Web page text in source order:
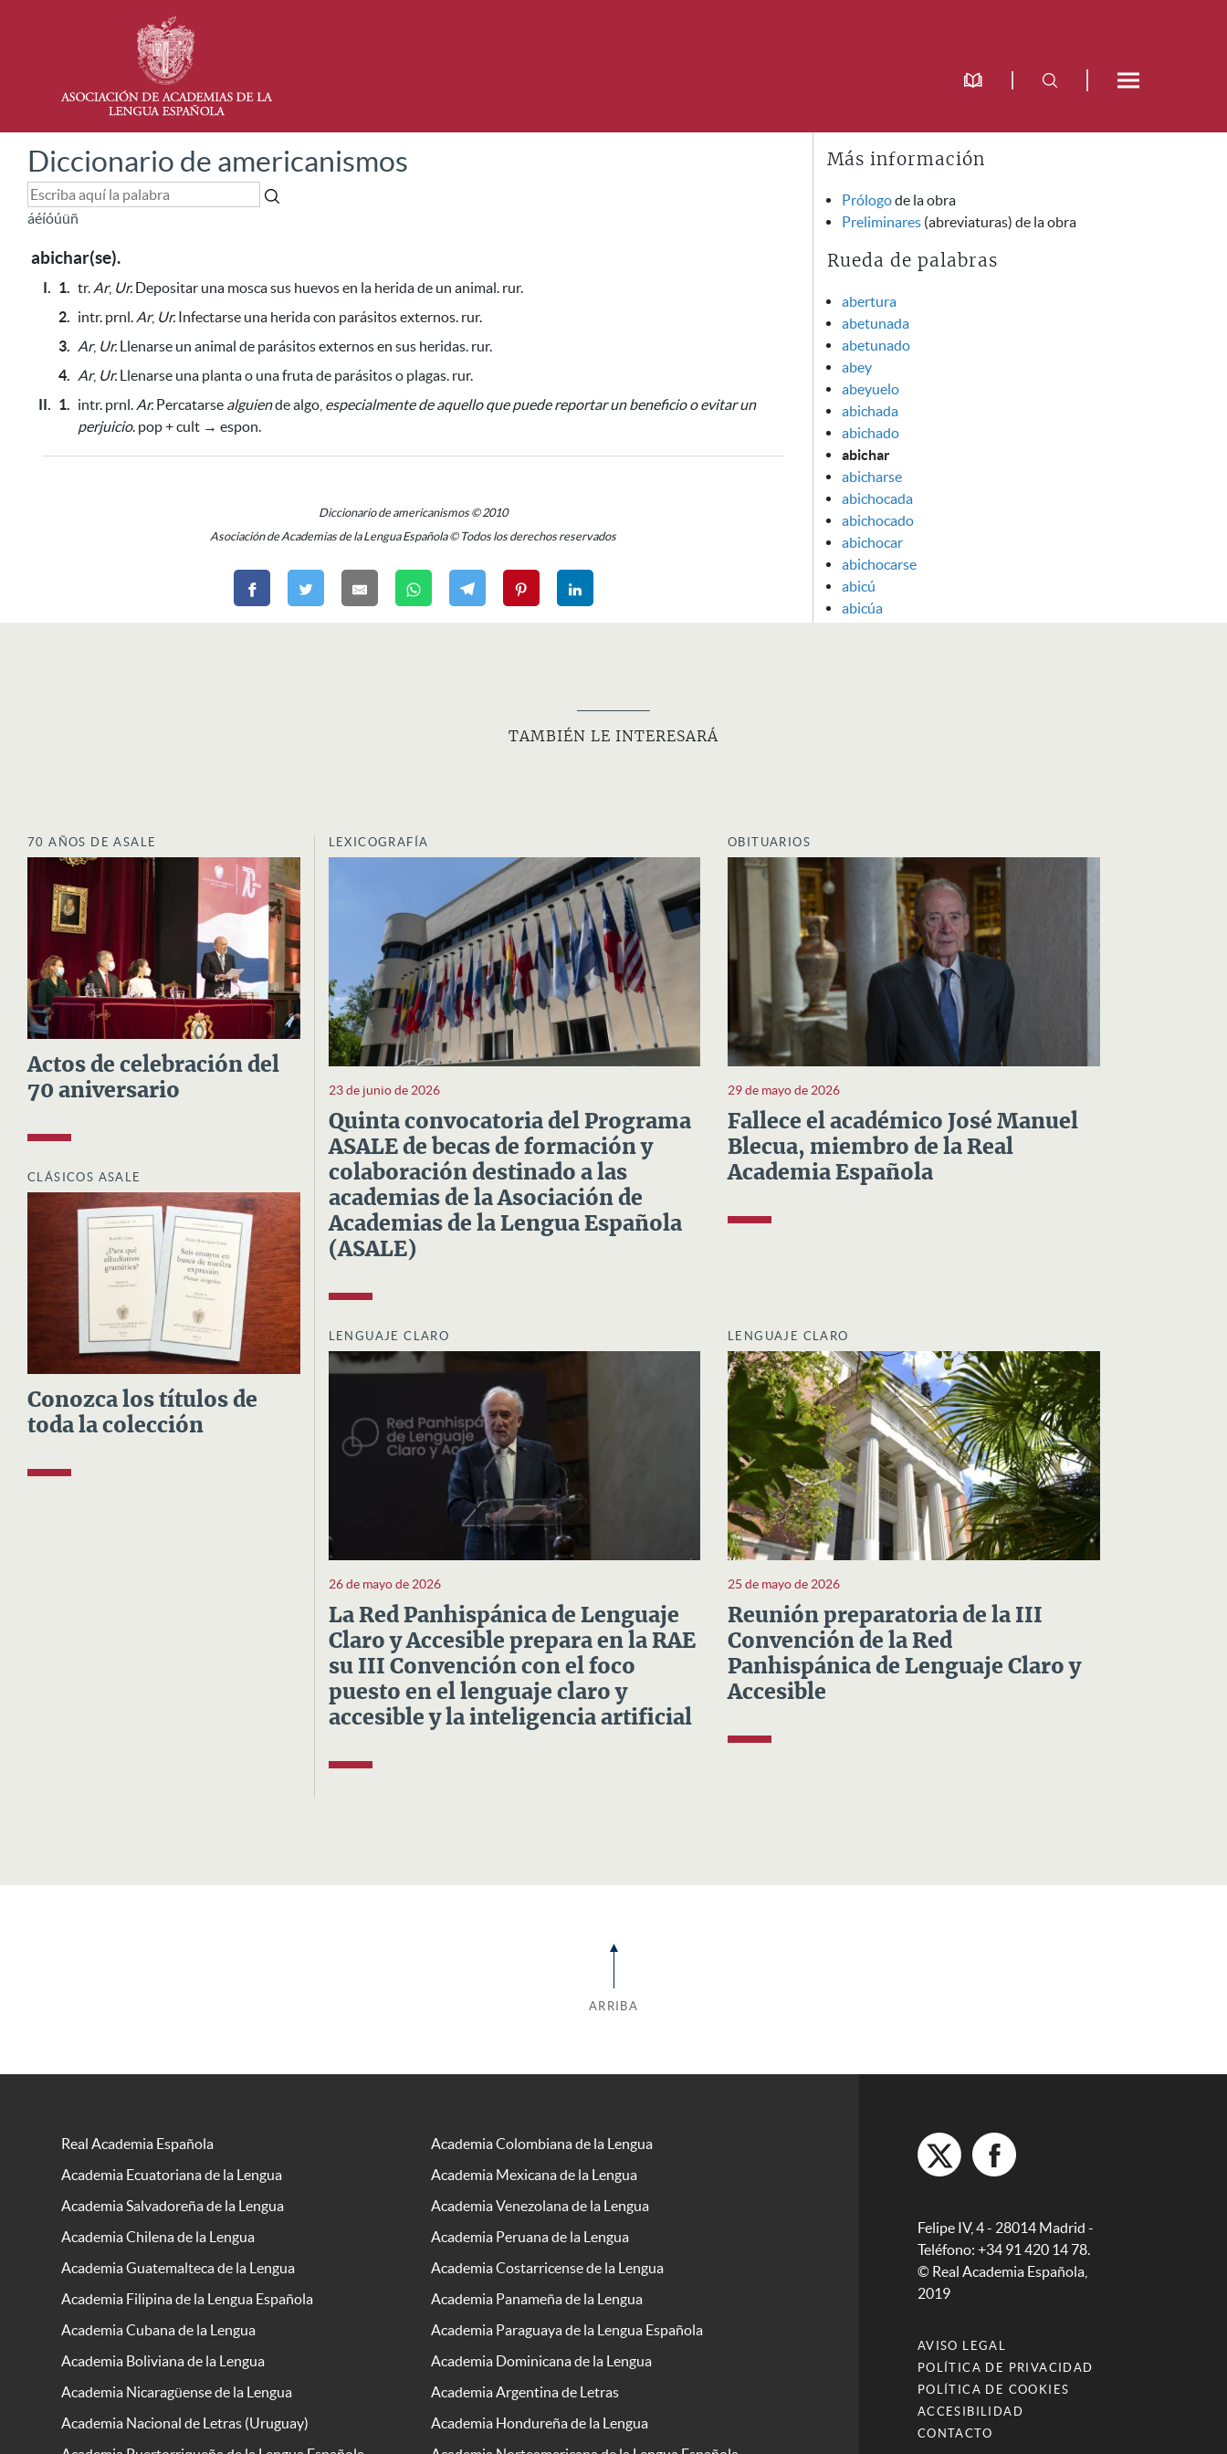
Diccionario de americanismos
áéíóúüñ
abichar(se).
I. 1. tr. Ar, Ur. Depositar una mosca sus huevos en la herida de un animal. rur.
2. intr. prnl. Ar, Ur. Infectarse una heridacon parásitos externos. rur.
3. Ar, Ur. Llenarse un animal de parásitos externos en sus heridas. rur.
4. Ar, Ur. Llenarse una planta o una fruta de parásitos o plagas. rur.
II. 1. intr. prnl. Ar. Percatarse alguiende algo, especialmente de aquello que puede reportar un beneficio o evitar un
perjuicio. pop + cult → espon.
Diccionario de americanismos © 2010
Asociación de Academias de la Lengua Española © Todos los derechos reservados
Más información
Prólogode la obra
Preliminares (abreviaturas) de la obra
Rueda de palabras
abertura
abetunada
abetunado
abey
abeyuelo
abichada
abichado
abichar
abicharse
abichocada
abichocado
abichocar
abichocarse
abicú
abicúa
TAMBIÉN LE INTERESARÁ
70 AÑOS DE ASALE
Actos de celebración del
70 aniversario
CLÁSICOS ASALE
Conozca los títulos de
toda la colección
LEXICOGRAFÍA
23 de junio de 2026
Quinta convocatoria del Programa
ASALE de becas de formación y
colaboración destinado a las
academias de la Asociación de
Academias de la Lengua Española
(ASALE)
OBITUARIOS
29 de mayo de 2026
Fallece el académico José Manuel
Blecua, miembro de la Real
Academia Española
LENGUAJE CLARO
26 de mayo de 2026
La Red Panhispánica de Lenguaje
Claro y Accesible prepara en la RAE
su III Convención con el foco
puesto en el lenguaje claro y
accesible y la inteligencia artificial
LENGUAJE CLARO
25 de mayo de 2026
Reunión preparatoria de la III
Convención de la Red
Panhispánica de Lenguaje Claro y
Accesible
ARRIBA
Real Academia Española
Academia Colombiana de la Lengua
Academia Ecuatoriana de la Lengua
Academia Mexicana de la Lengua
Academia Salvadoreña de la Lengua
Academia Venezolana de la Lengua
Academia Chilena de la Lengua
Academia Peruana de la Lengua
Academia Guatemalteca de la Lengua
Academia Costarricense de la Lengua
Academia Filipina de la Lengua Española
Academia Panameña de la Lengua
Academia Cubana de la Lengua
Academia Paraguaya de la Lengua Española
Academia Boliviana de la Lengua
Academia Dominicana de la Lengua
Academia Nicaragüense de la Lengua
Academia Argentina de Letras
Academia Nacional de Letras (Uruguay)
Academia Hondureña de la Lengua
Felipe IV, 4 - 28014 Madrid -
Teléfono: +34 91 420 14 78.
© Real Academia Española,
2019
AVISO LEGAL
POLÍTICA DE PRIVACIDAD
POLÍTICA DE COOKIES
ACCESIBILIDAD
CONTACTO